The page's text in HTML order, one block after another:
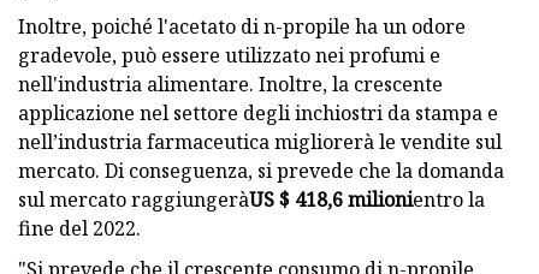
Inoltre, poiché l'acetato di n-propile ha un odore
gradevole, può essere utilizzato nei profumi e
nell'industria alimentare. Inoltre, la crescente
applicazione nel settore degli inchiostri da stampa e
nell’industria farmaceutica migliorerà le vendite sul
mercato. Di conseguenza, si prevede che la domanda
sul mercato raggiungeràUS $ 418,6 milionientro la
fine del 2022.